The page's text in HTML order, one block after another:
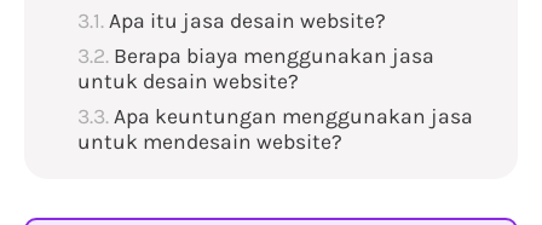
Apa itu jasa desain website?
Berapa biaya menggunakan jasa
untuk desain website?
Apa keuntungan menggunakan jasa
untuk mendesain website?